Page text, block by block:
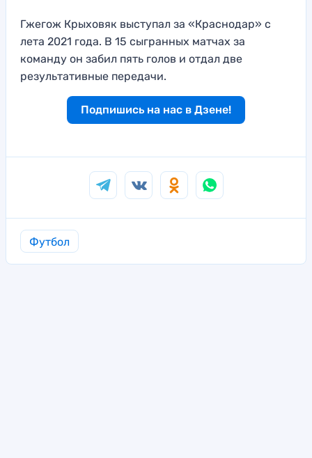
Гжегож Крыховяк выступал за «Краснодар» с
лета 2021 года. В 15 сыгранных матчах за
команду он забил пять голов и отдал две
результативные передачи.
Подпишись на нас в Дзене!
Футбол